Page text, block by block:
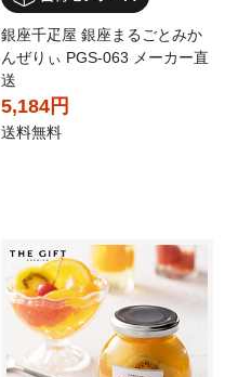
銀座千疋屋 銀座まるごとみか
んぜりぃ PGS-063 メーカー直
送
5,184円
送料無料